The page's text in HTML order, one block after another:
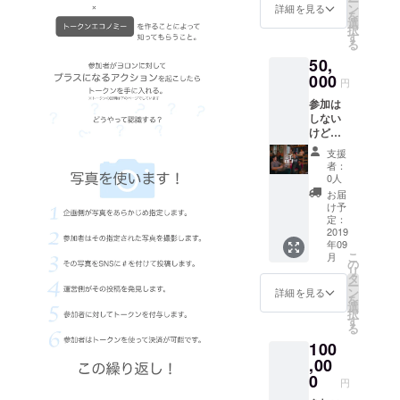
ザー名
を掲載
ご了承
くださ
い。」
ません
い。
「※支援
ず備考
欄にご
希望の
お名前
をご記
入くだ
さい。
記入の
ない場
合は
CAMPF
IREの
ザー名
を掲載
ご了承
くださ
い。」
ていた
催する
コンテ
ンツに
関して
は事前
に確認
させて
いただ
きま
す。
「※支援
時、必
ず備考
欄にご
希望の
お名前
をご記
ない場
合は
CAMPF
IREの
それを
pdfデー
タにし
りしま
す！ こ
のイベ
ントを
通して
どんな
ことを
感じた
のか、
何を学
んだの
か、プ
ロジェ
クトに
関して
の様々
なこと
イベン
トの企
画に携
わらな
詳細を見る ン
を
選
択
す
る
50,
000 円
参加は
しない
けど、
今回の
プロ
ジェク
トを支
援して
くださ
る方向
けのプ
ランで
す。 リ
ターン
とし
て、僕
ジェク
トが終
わって
感じて
支援
者：
0人
お届
け予
定：
2019
年09
月
詳細を見る
こ
の
リ
タ
ー
ン
を
選
択
す
る
100
,00
0 円